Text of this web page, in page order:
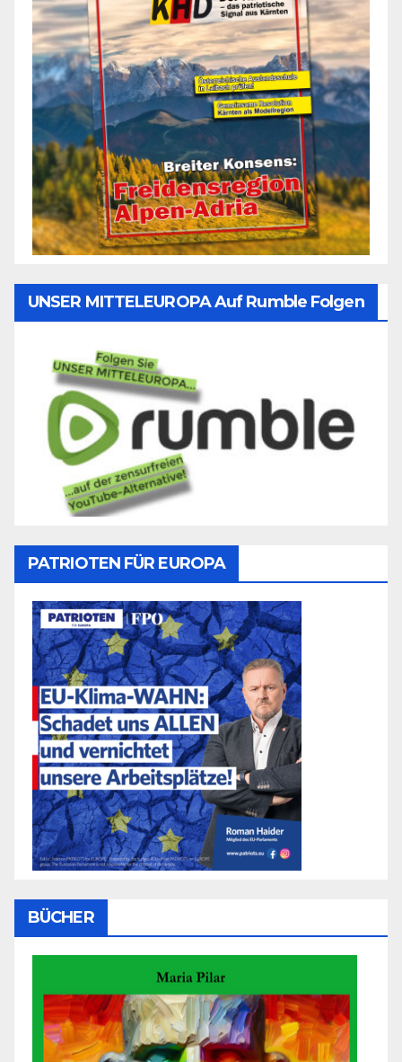
UNSER MITTELEUROPA Auf Rumble Folgen
PATRIOTEN FÜR EUROPA
BÜCHER